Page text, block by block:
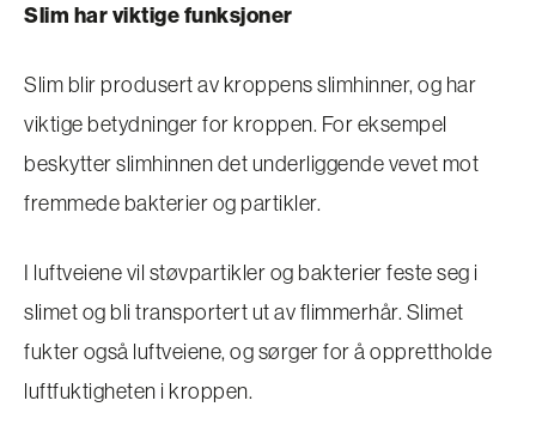
Slim har viktige funksjoner
Slim blir produsert av kroppens slimhinner, og har
viktige betydninger for kroppen. For eksempel
beskytter slimhinnen det underliggende vevet mot
fremmede bakterier og partikler.
I luftveiene vil støvpartikler og bakterier feste seg i
slimet og bli transportert ut av flimmerhår. Slimet
fukter også luftveiene, og sørger for å opprettholde
luftfuktigheten i kroppen.